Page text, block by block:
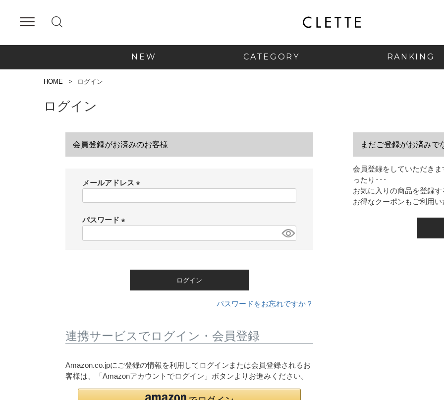
NEW CATEGORY RANKING
HOME ログイン
ログイン
会員登録がお済みのお客様
メールアドレス
パスワード
ログイン
パスワードをお忘れですか？
連携サービスでログイン・会員登録
Amazon.co.jpにご登録の情報を利用してログインまたは会員登録されるお
客様は、「Amazonアカウントでログイン」ボタンよりお進みください。
まだご登録がお済みで
会員登録をしていただき
ったり･･･
お気に入りの商品を登録
お得なクーポンもご利用